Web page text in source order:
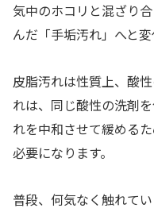
気中のホコリと混ざり
んだ「手垢汚れ」へと変
皮脂汚れは性質上、酸
れは、同じ酸性の洗剤
れを中和させて緩める
必要になります。
普段、何気なく触れて